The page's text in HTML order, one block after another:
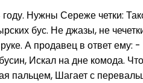
Нужны Сереже четки:
бус. Не джазы, не
А продавец в ответ
Искал на дне комода.
пальцем, Шагает с